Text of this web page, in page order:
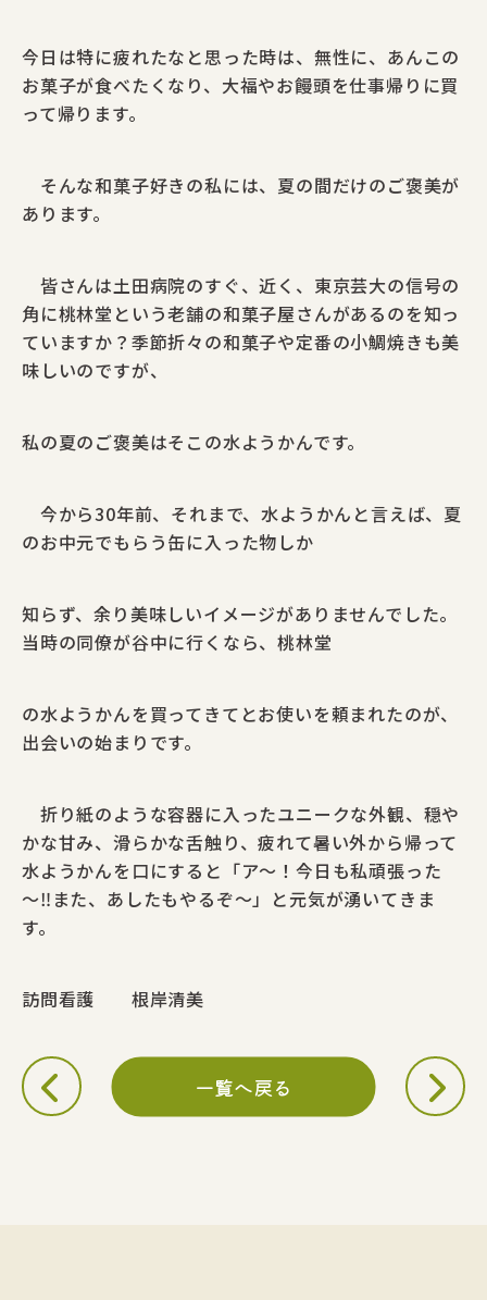
今日は特に疲れたなと思った時は、無性に、あんこの
お菓子が食べたくなり、大福やお饅頭を仕事帰りに買
って帰ります。
そんな和菓子好きの私には、夏の間だけのご褒美が
あります。
皆さんは土田病院のすぐ、近く、東京芸大の信号の
角に桃林堂という老舗の和菓子屋さんがあるのを知っ
ていますか？季節折々の和菓子や定番の小鯛焼きも美
味しいのですが、
私の夏のご褒美はそこの水ようかんです。
今から30年前、それまで、水ようかんと言えば、夏
のお中元でもらう缶に入った物しか
知らず、余り美味しいイメージがありませんでした。
当時の同僚が谷中に行くなら、桃林堂
の水ようかんを買ってきてとお使いを頼まれたのが、
出会いの始まりです。
折り紙のような容器に入ったユニークな外観、穏や
かな甘み、滑らかな舌触り、疲れて暑い外から帰って
水ようかんを口にすると「ア～！今日も私頑張った
～‼また、あしたもやるぞ～」と元気が湧いてきま
す。
訪問看護 根岸清美
一覧へ戻る